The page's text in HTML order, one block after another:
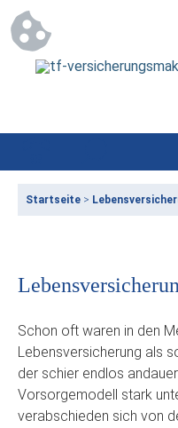
Startseite >
Schon oft waren in den
Lebensversicherung als
der schier endlos
Vorsorgemodell stark
verabschieden sich von